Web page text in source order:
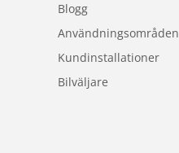
Blogg
Användningsområden
Kundinstallationer
Bilväljare